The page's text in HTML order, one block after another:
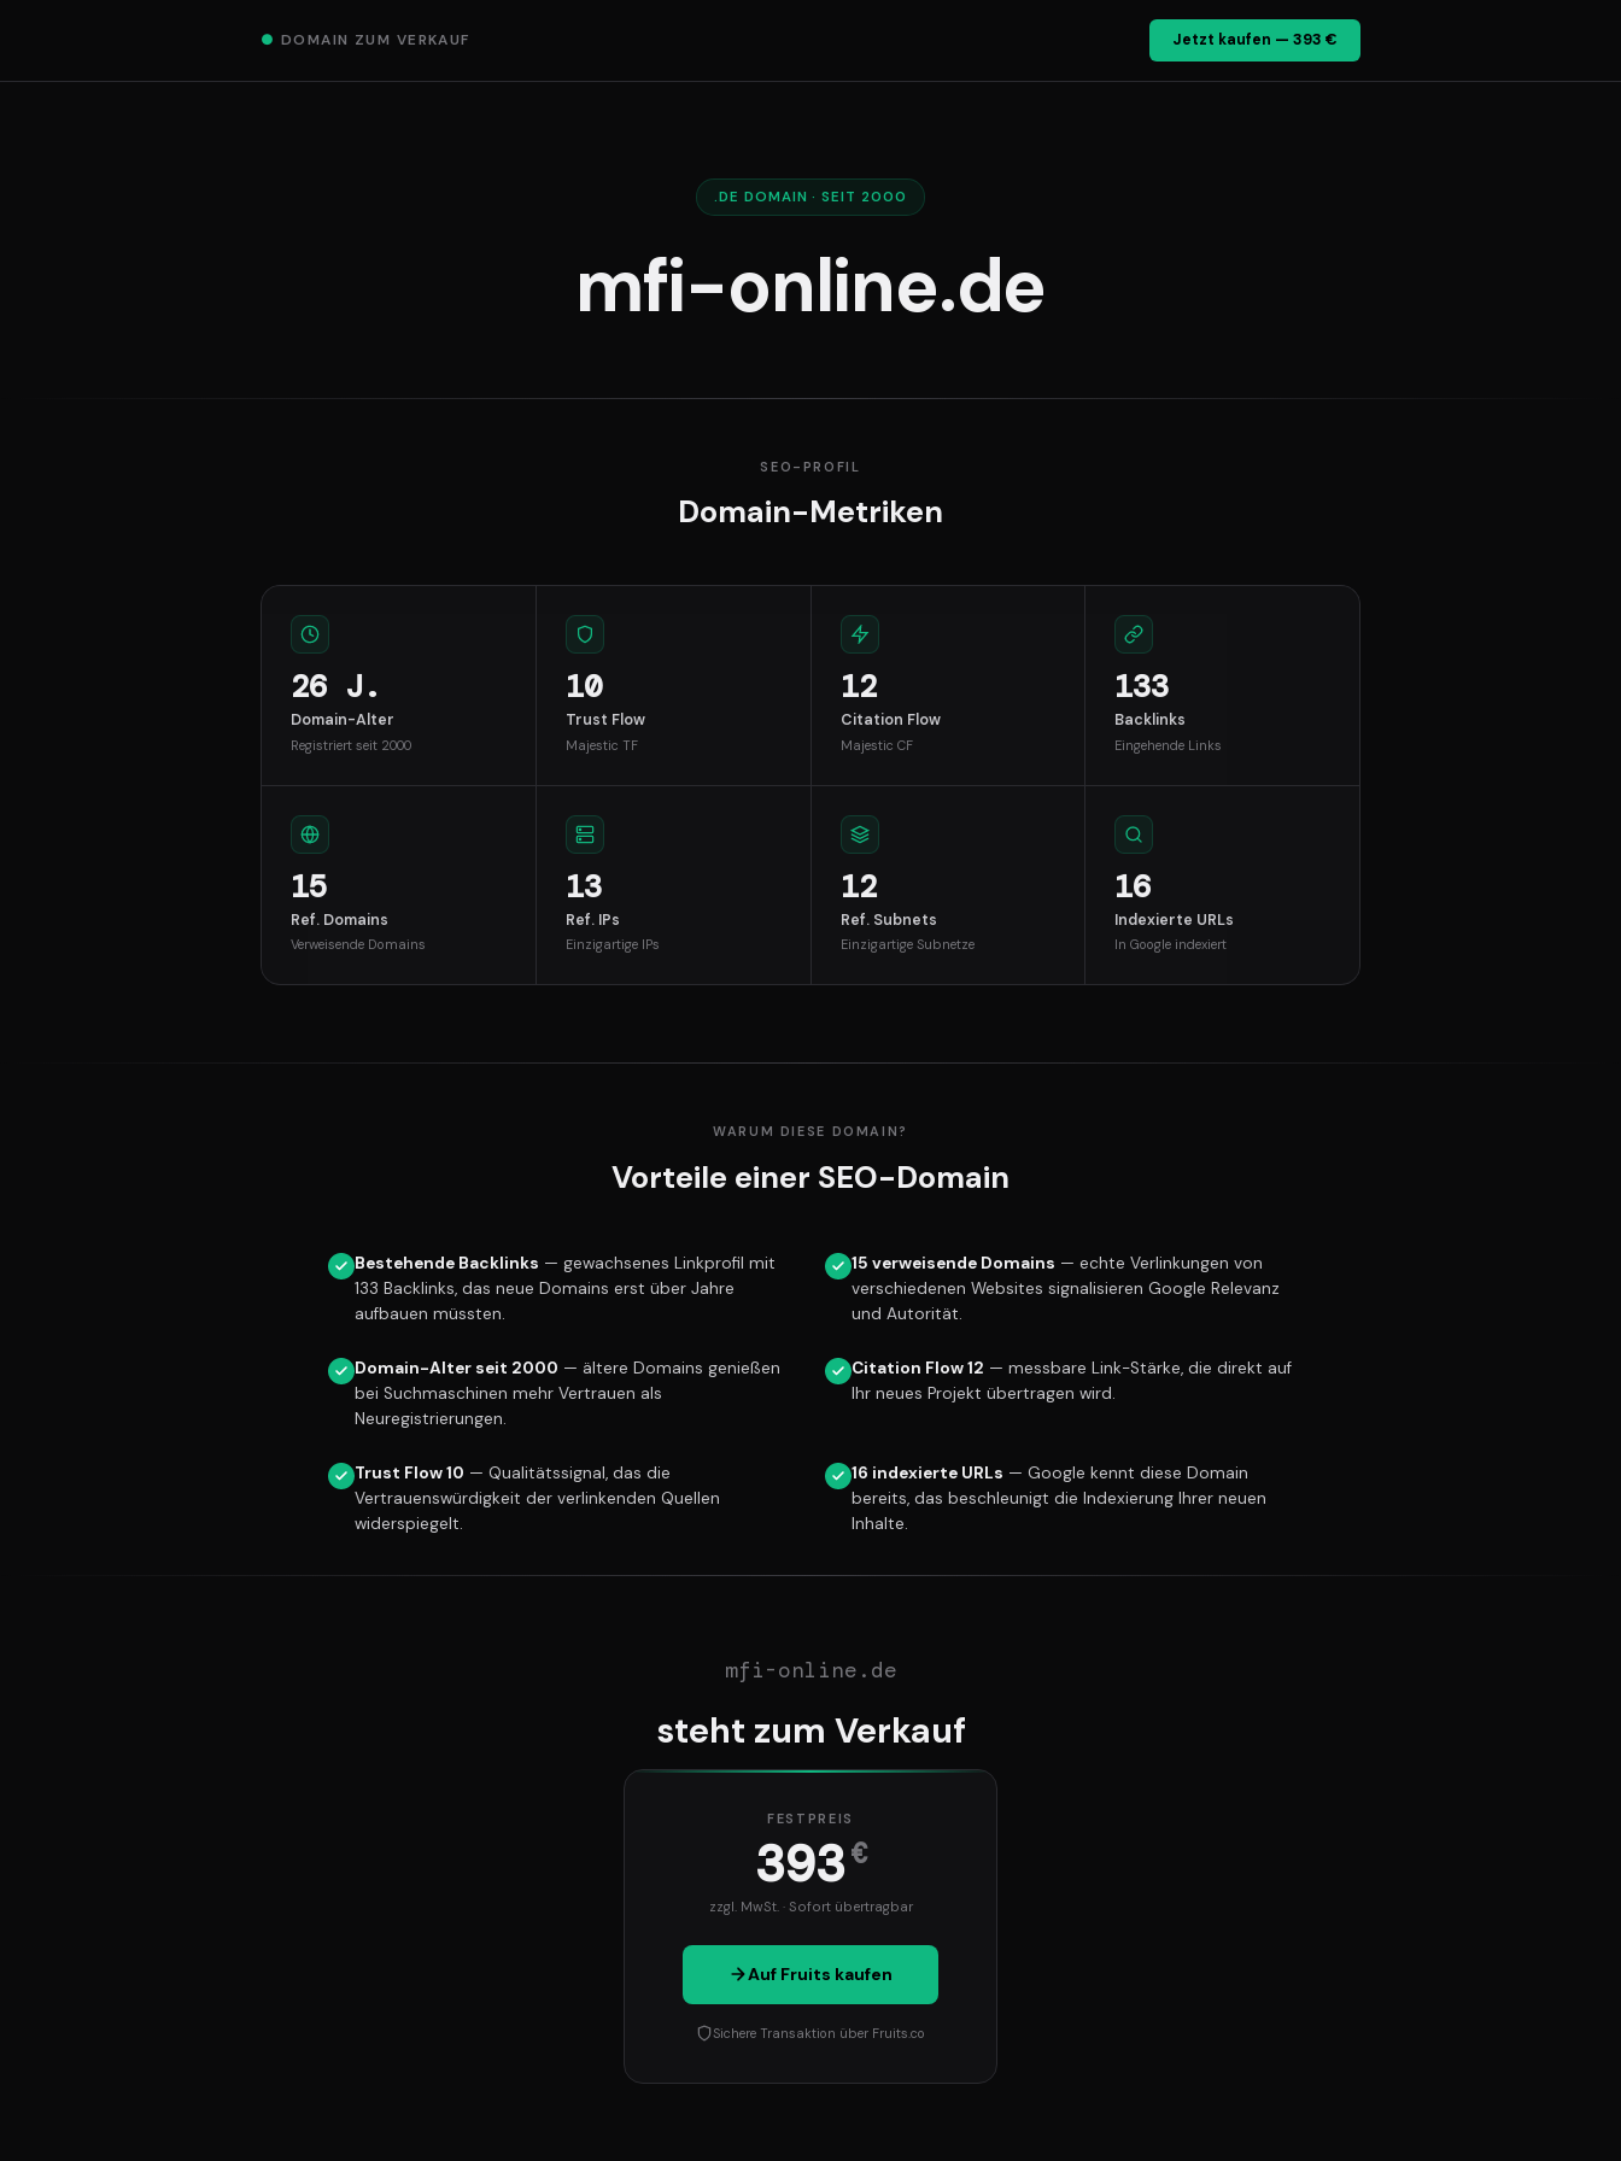
● DOMAIN ZUM VERKAUF Jetzt kaufen — 393 €
.DE DOMAIN · SEIT 2000
mfi-online.de
SEO-PROFIL
Domain-Metriken
26 J.
Domain-Alter
Registriert seit 2000
10
Trust Flow
Majestic TF
12
Citation Flow
Majestic CF
133
Backlinks
Eingehende Links
15
Ref. Domains
Verweisende Domains
13
Ref. IPs
Einzigartige IPs
12
Ref. Subnets
Einzigartige Subnetze
16
Indexierte URLs
In Google indexiert
WARUM DIESE DOMAIN?
Vorteile einer SEO-Domain
Bestehende Backlinks — gewachsenes Linkprofil mit
133 Backlinks, das neue Domains erst über Jahre
aufbauen müssten.
15 verweisende Domains — echte Verlinkungen von
verschiedenen Websites signalisieren Google Relevanz
und Autorität.
Domain-Alter seit 2000 — ältere Domains genießen
bei Suchmaschinen mehr Vertrauen als
Neuregistrierungen.
Citation Flow 12 — messbare Link-Stärke, die direkt auf
Ihr neues Projekt übertragen wird.
Trust Flow 10 — Qualitätssignal, das die
Vertrauenswürdigkeit der verlinkenden Quellen
widerspiegelt.
16 indexierte URLs — Google kennt diese Domain
bereits, das beschleunigt die Indexierung Ihrer neuen
Inhalte.
mfi-online.de
steht zum Verkauf
FESTPREIS
393 €
zzgl. MwSt. · Sofort übertragbar
Auf Fruits kaufen
Sichere Transaktion über Fruits.co